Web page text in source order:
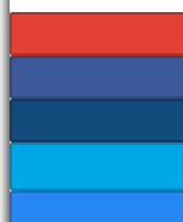
임
게
games